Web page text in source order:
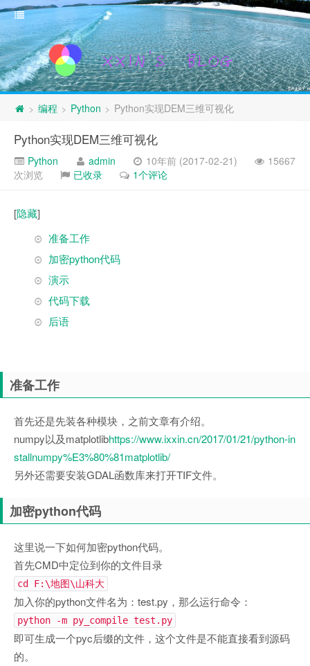
> 编程 > Python > Python实现DEM三维可视化
Python实现DEM三维可视化
Python admin 10年前 (2017-02-21)
15667
次浏览
已收录 1个评论
[隐藏]
准备工作
加密python代码
演示
代码下载
后语
准备工作
首先还是先装各种模块，之前文章有介绍。
numpy以及matplotlibhttps://www.ixxin.cn/2017/01/21/python-in
stallnumpy%E3%80%81matplotlib/
另外还需要安装GDAL函数库来打开TIF文件。
加密python代码
这里说一下如何加密python代码。
首先CMD中定位到你的文件目录
cd F:\地图\山科大
加入你的python文件名为：test.py，那么运行命令：
python -m py_compile test.py
即可生成一个pyc后缀的文件，这个文件是不能直接看到源码
的。